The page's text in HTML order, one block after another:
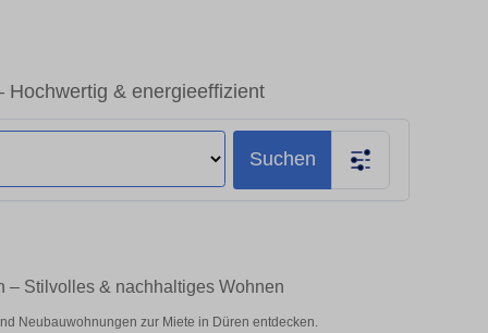
Hochwertig & energieeffizient
Suchen
– Stilvolles & nachhaltiges Wohnen
Neubauwohnungen zur Miete in Düren entdecken.